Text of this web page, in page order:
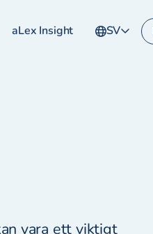
aLex Insight SV
vara ett viktigt